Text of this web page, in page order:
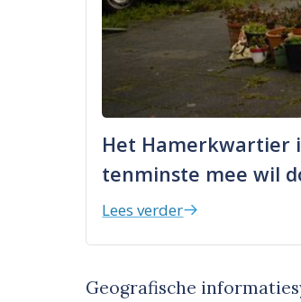
Het Hamerkwartier
tenminste mee wil
Lees verder
Geografische